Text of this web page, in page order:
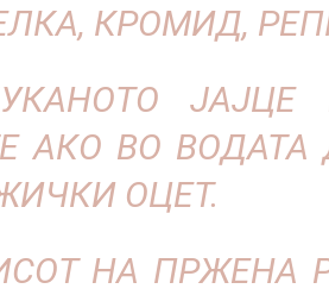
КРОМИД,
АКО ВО
ОЦЕТ.
НА ПРЖЕНА